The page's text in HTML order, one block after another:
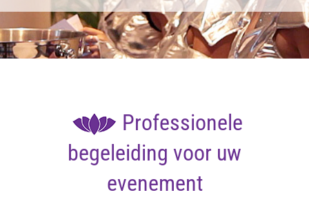
Professionele
begeleiding voor uw
evenement